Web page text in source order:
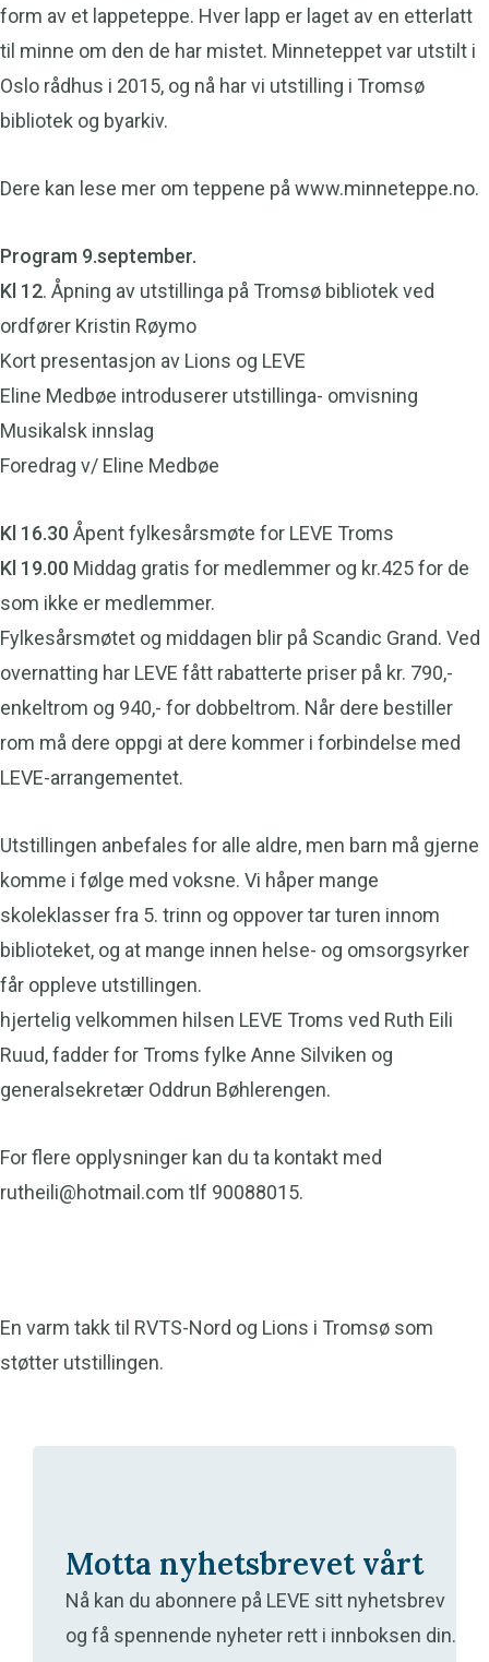
form av et lappeteppe. Hver lapp er laget av en etterlatt
til minne om den de har mistet. Minneteppet var utstilt i
Oslo rådhus i 2015, og nå har vi utstilling i Tromsø
bibliotek og byarkiv.
Dere kan lese mer om teppene på www.minneteppe.no.
Program 9.september.
Kl 12. Åpning av utstillinga på Tromsø bibliotek ved
ordfører Kristin Røymo
Kort presentasjon av Lions og LEVE
Eline Medbøe introduserer utstillinga- omvisning
Musikalsk innslag
Foredrag v/ Eline Medbøe
Kl 16.30Åpent fylkesårsmøte for LEVE Troms
Kl 19.00 Middag gratis for medlemmer og kr.425 for de
som ikke er medlemmer.
Fylkesårsmøtet og middagen blir på Scandic Grand. Ved
overnatting har LEVE fått rabatterte priser på kr. 790,-
enkeltrom og 940,- for dobbeltrom. Når dere bestiller
rom må dere oppgi at dere kommer i forbindelse med
LEVE-arrangementet.
Utstillingen anbefales for alle aldre, men barn må gjerne
komme i følge med voksne. Vi håper mange
skoleklasser fra 5. trinn og oppover tar turen innom
biblioteket, og at mange innen helse- og omsorgsyrker
får oppleve utstillingen.
hjertelig velkommen hilsen LEVE Troms ved Ruth Eili
Ruud, fadder for Troms fylke Anne Silviken og
generalsekretær Oddrun Bøhlerengen.
For flere opplysninger kan du ta kontakt med
rutheili@hotmail.com tlf 90088015.
En varm takk til RVTS-Nord og Lions i Tromsø som
støtter utstillingen.
Motta nyhetsbrevet vårt
Nå kan du abonnere på LEVE sitt nyhetsbrev
og få spennende nyheter rett i innboksen din.